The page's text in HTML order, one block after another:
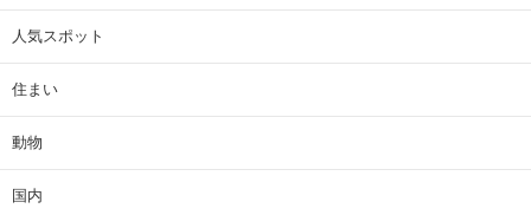
人気スポット
住まい
動物
国内